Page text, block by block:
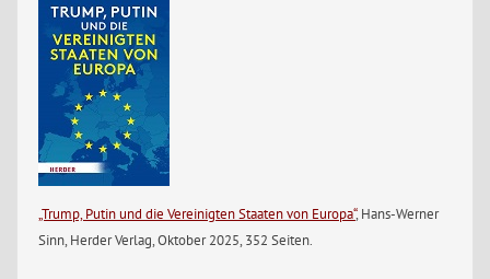
„Trump, Putin und die Vereinigten Staaten von Europa“, Hans-Werner
Sinn, Herder Verlag, Oktober 2025, 352 Seiten.